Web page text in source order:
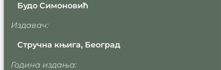
Будо Симоновић
Издавач:
Стручна књига, Београд
Година издања: